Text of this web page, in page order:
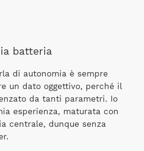
batteria
di autonomia è sempre
un dato oggettivo, perché il
da tanti parametri. Io
esperienza, maturata con
centrale, dunque senza